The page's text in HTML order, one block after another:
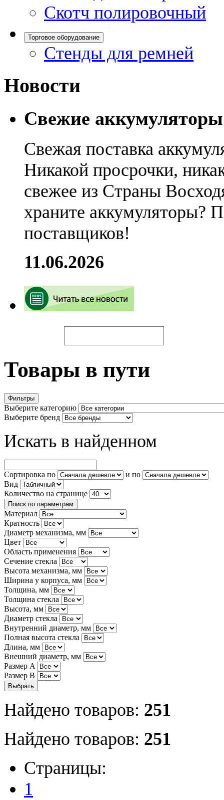
Скотч полировочный
Торговое оборудование
Стенды для ремней
Новости
Свежие
Свежая поставка
Никакой просрочки,
свежее из Страны
храните аккумуляторы?
поставщиков!
11.06.2026
Товары в пути
Фильтры
Выберите категорию
Выберите бренд
Искать в найденном
Сортировка по
и по
Вид
Количество на странице
Поиск по параметрам
Материал
Кратность
Диаметр механизма, мм
Цвет
Область применения
Сечение стекла
Высота механизма, мм
Ширина у корпуса, мм
Толщина, мм
Толщина стекла
Высота, мм
Диаметр стекла
Внутренний диаметр, мм
Полная высота стекла
Длина, мм
Внешний диаметр, мм
Размер A
Размер B
Найдено товаров: 251
Найдено товаров: 251
Страницы:
1